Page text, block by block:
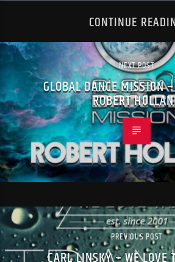
CONTINUE
NEXT POST
GLOBAL DANCE MISSION
ROBERT
PREVIOUS POST